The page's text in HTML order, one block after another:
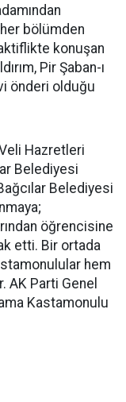
bölümden
konuşan
Pir Şaban-ı
önderi olduğu
Hazretleri
Belediyesi
Belediyesi
öğrencisine
etti. Bir ortada
hem
Parti Genel
Kastamonulu